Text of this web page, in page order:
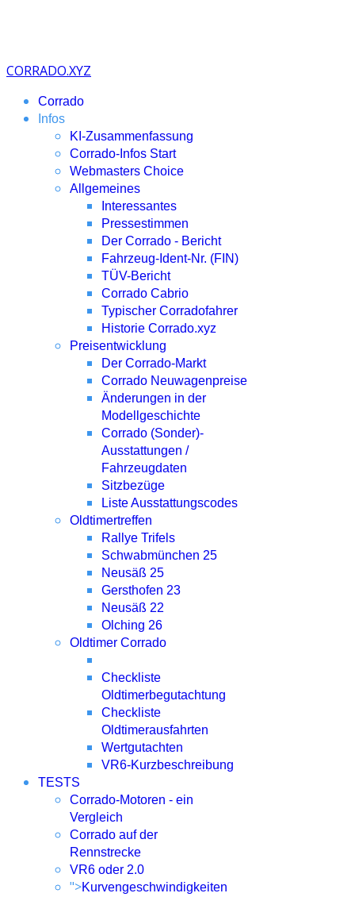
CORRADO.XYZ
Corrado
Infos
KI-Zusammenfassung
Corrado-Infos Start
Webmasters Choice
Allgemeines
Interessantes
Pressestimmen
Der Corrado - Bericht
Fahrzeug-Ident-Nr. (FIN)
TÜV-Bericht
Corrado Cabrio
Typischer Corradofahrer
Historie Corrado.xyz
Preisentwicklung
Der Corrado-Markt
Corrado Neuwagenpreise
Änderungen in der
Modellgeschichte
Corrado (Sonder)-
Ausstattungen /
Fahrzeugdaten
Sitzbezüge
Liste Ausstattungscodes
Oldtimertreffen
Rallye Trifels
Schwabmünchen 25
Neusäß 25
Gersthofen 23
Neusäß 22
Olching 26
Oldtimer Corrado
Checkliste
Oldtimerbegutachtung
Checkliste
Oldtimerausfahrten
Wertgutachten
VR6-Kurzbeschreibung
TESTS
Corrado-Motoren - ein
Vergleich
Corrado auf der
Rennstrecke
VR6 oder 2.0
">Kurvengeschwindigkeiten